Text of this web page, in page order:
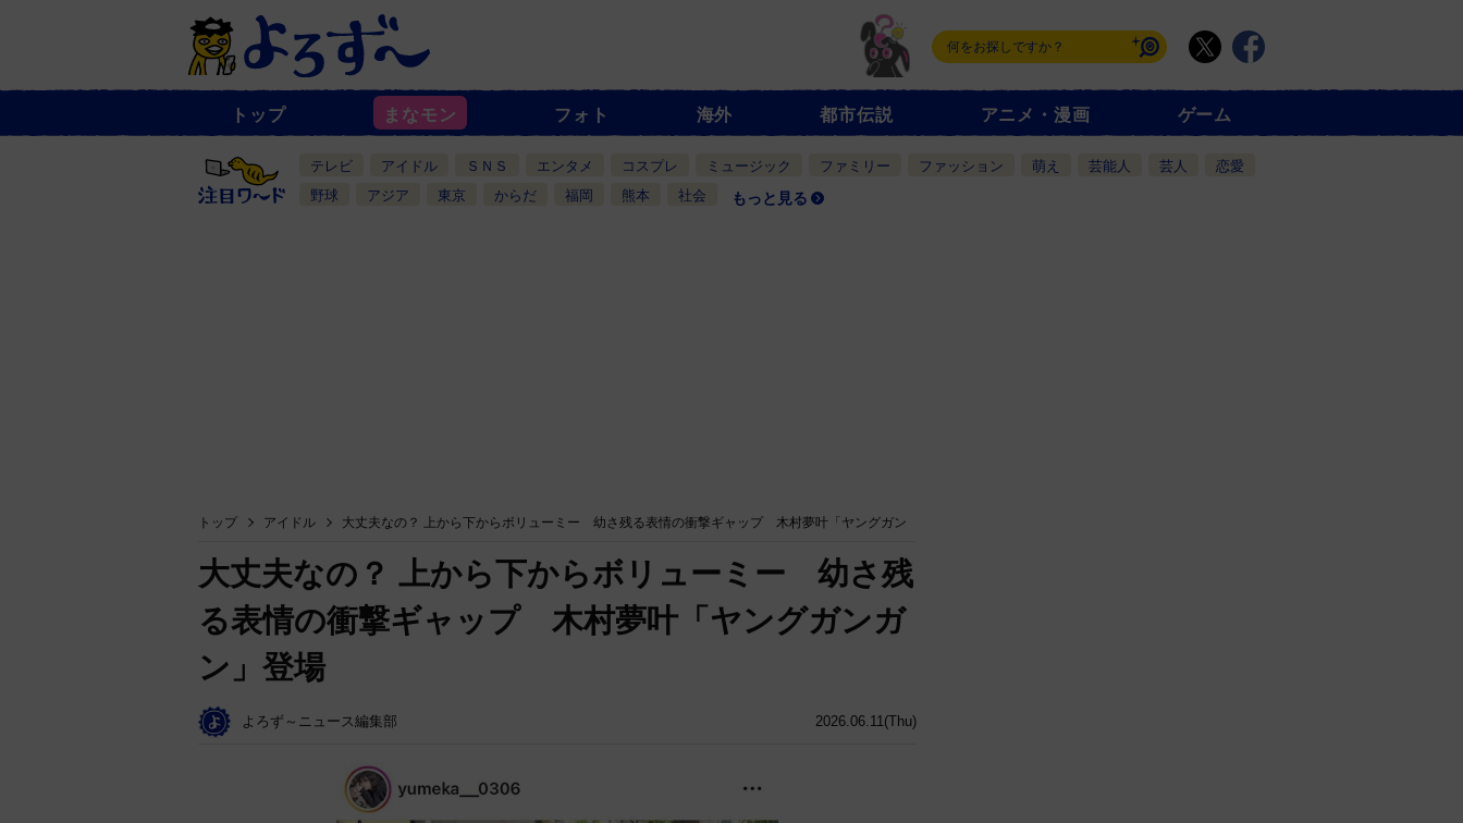
ュ
一
覧
トップ まなモン フォト 海外 都市伝説 アニメ・漫画 ゲーム
テレビ アイドル ＳＮＳ エンタメ コスプレ ミュージック ファミリー ファッション 萌え 芸能人 芸人
恋愛
野球
アジア 東京 からだ 福岡 熊本 社会 もっと見る
トップ アイドル 大丈夫なの？ 上から下からボリューミー 幼さ残る表情の衝撃ギャップ 木村夢叶「ヤングガン
2026.06.11(Thu)
大丈夫なの？ 上から下からボリューミー 幼さ残
る表情の衝撃ギャップ 木村夢叶「ヤングガンガ
ン」登場
よろず～ニュース編集部